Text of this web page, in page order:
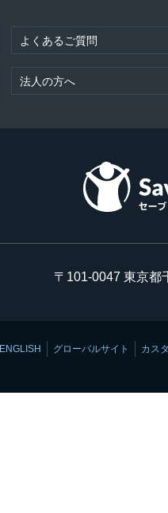
よくあるご質問
法人の方へ
〒101-0047 東京都
ENGLISH グローバルサイト カス